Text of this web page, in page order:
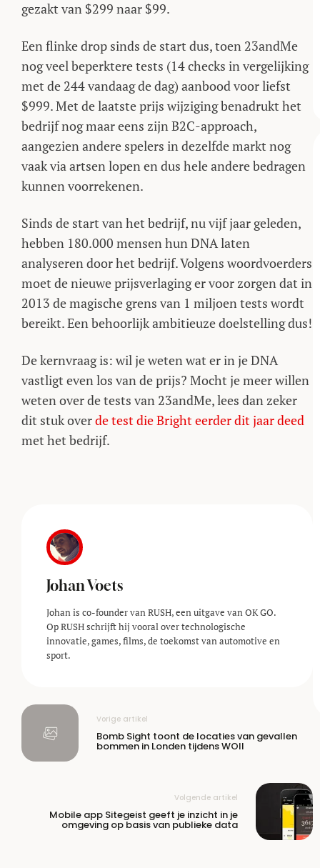
gezakt van $299 naar $99.
Een flinke drop sinds de start dus, toen 23andMe
nog veel beperktere tests (14 checks in vergelijking
met de 244 vandaag de dag) aanbood voor liefst
$999. Met de laatste prijs wijziging benadrukt het
bedrijf nog maar eens zijn B2C-approach,
aangezien andere spelers in dezelfde markt nog
vaak via artsen lopen en dus hele andere bedragen
kunnen voorrekenen.
Sinds de start van het bedrijf, nu vijf jaar geleden,
hebben 180.000 mensen hun DNA laten
analyseren door het bedrijf. Volgens woordvoerders
moet de nieuwe prijsverlaging er voor zorgen dat in
2013 de magische grens van 1 miljoen tests wordt
bereikt. Een behoorlijk ambitieuze doelstelling dus!
De kernvraag is: wil je weten wat er in je DNA
vastligt even los van de prijs? Mocht je meer willen
weten over de tests van 23andMe, lees dan zeker
dit stuk overde test die Bright eerder dit jaar deed
met het bedrijf.
Johan Voets
Johan is co-founder van RUSH, een uitgave van OK GO.
Op RUSH schrijft hij vooral over technologische
innovatie, games, films, de toekomst van automotive en
sport.
Vorige artikel
Bomb Sight toont de locaties van gevallen
bommen in Londen tijdens WOII
Volgende artikel
Mobile app Sitegeist geeft je inzicht in je
omgeving op basis van publieke data